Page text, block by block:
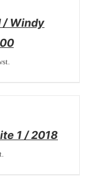
/ Windy
1 / 2018